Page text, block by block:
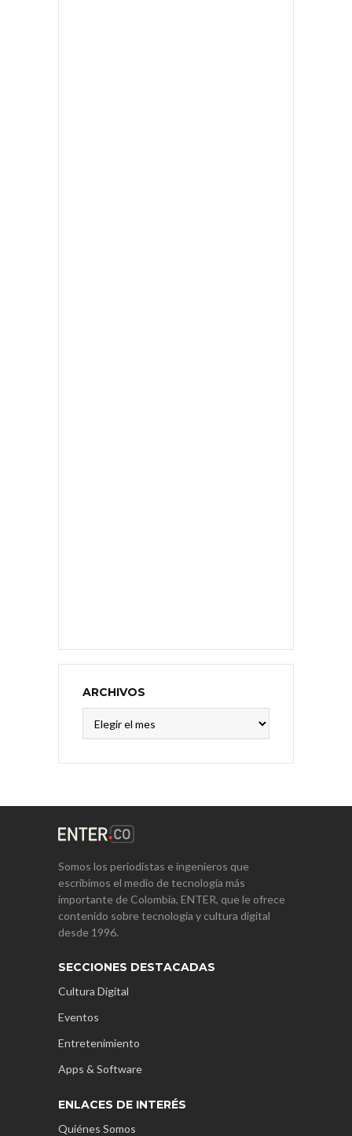
ARCHIVOS
Somos los periodistas e ingenieros que
escribimos el medio de tecnología más
importante de Colombia, ENTER, que le ofrece
contenido sobre tecnología y cultura digital
desde 1996.
SECCIONES DESTACADAS
Cultura Digital
Eventos
Entretenimiento
Apps & Software
ENLACES DE INTERÉS
Quiénes Somos